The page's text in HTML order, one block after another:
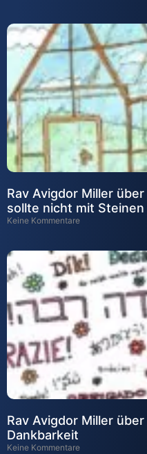
Rav Avigdor Miller
sollte nicht mit
Keine Kommentare
Rav Avigdor Miller
Dankbarkeit
Keine Kommentare